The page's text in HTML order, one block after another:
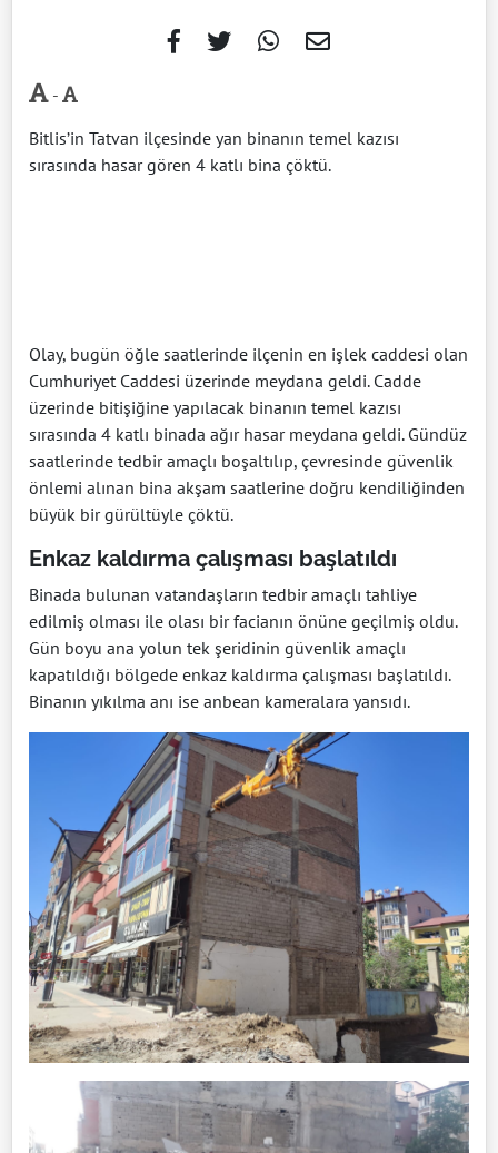
-
Bitlis’in Tatvan ilçesinde yan binanın temel kazısı
sırasında hasar gören 4 katlı bina çöktü.
Olay, bugün öğle saatlerinde ilçenin en işlek caddesi olan
Cumhuriyet Caddesi üzerinde meydana geldi. Cadde
üzerinde bitişiğine yapılacak binanın temel kazısı
sırasında 4 katlı binada ağır hasar meydana geldi. Gündüz
saatlerinde tedbir amaçlı boşaltılıp, çevresinde güvenlik
önlemi alınan bina akşam saatlerine doğru kendiliğinden
büyük bir gürültüyle çöktü.
Enkaz kaldırma çalışması başlatıldı
Binada bulunan vatandaşların tedbir amaçlı tahliye
edilmiş olması ile olası bir facianın önüne geçilmiş oldu.
Gün boyu ana yolun tek şeridinin güvenlik amaçlı
kapatıldığı bölgede enkaz kaldırma çalışması başlatıldı.
Binanın yıkılma anı ise anbean kameralara yansıdı.